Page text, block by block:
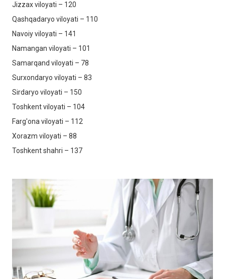
Jizzax viloyati – 120
Qashqadaryo viloyati – 110
Navoiy viloyati – 141
Namangan viloyati – 101
Samarqand viloyati – 78
Surxondaryo viloyati – 83
Sirdaryo viloyati – 150
Toshkent viloyati – 104
Farg'ona viloyati – 112
Xorazm viloyati – 88
Toshkent shahri – 137